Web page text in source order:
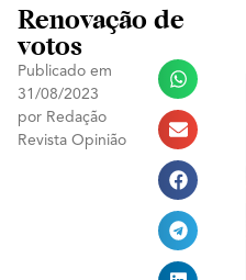
Renovação de
votos
Publicado em
31/08/2023
por Redação
Revista Opinião